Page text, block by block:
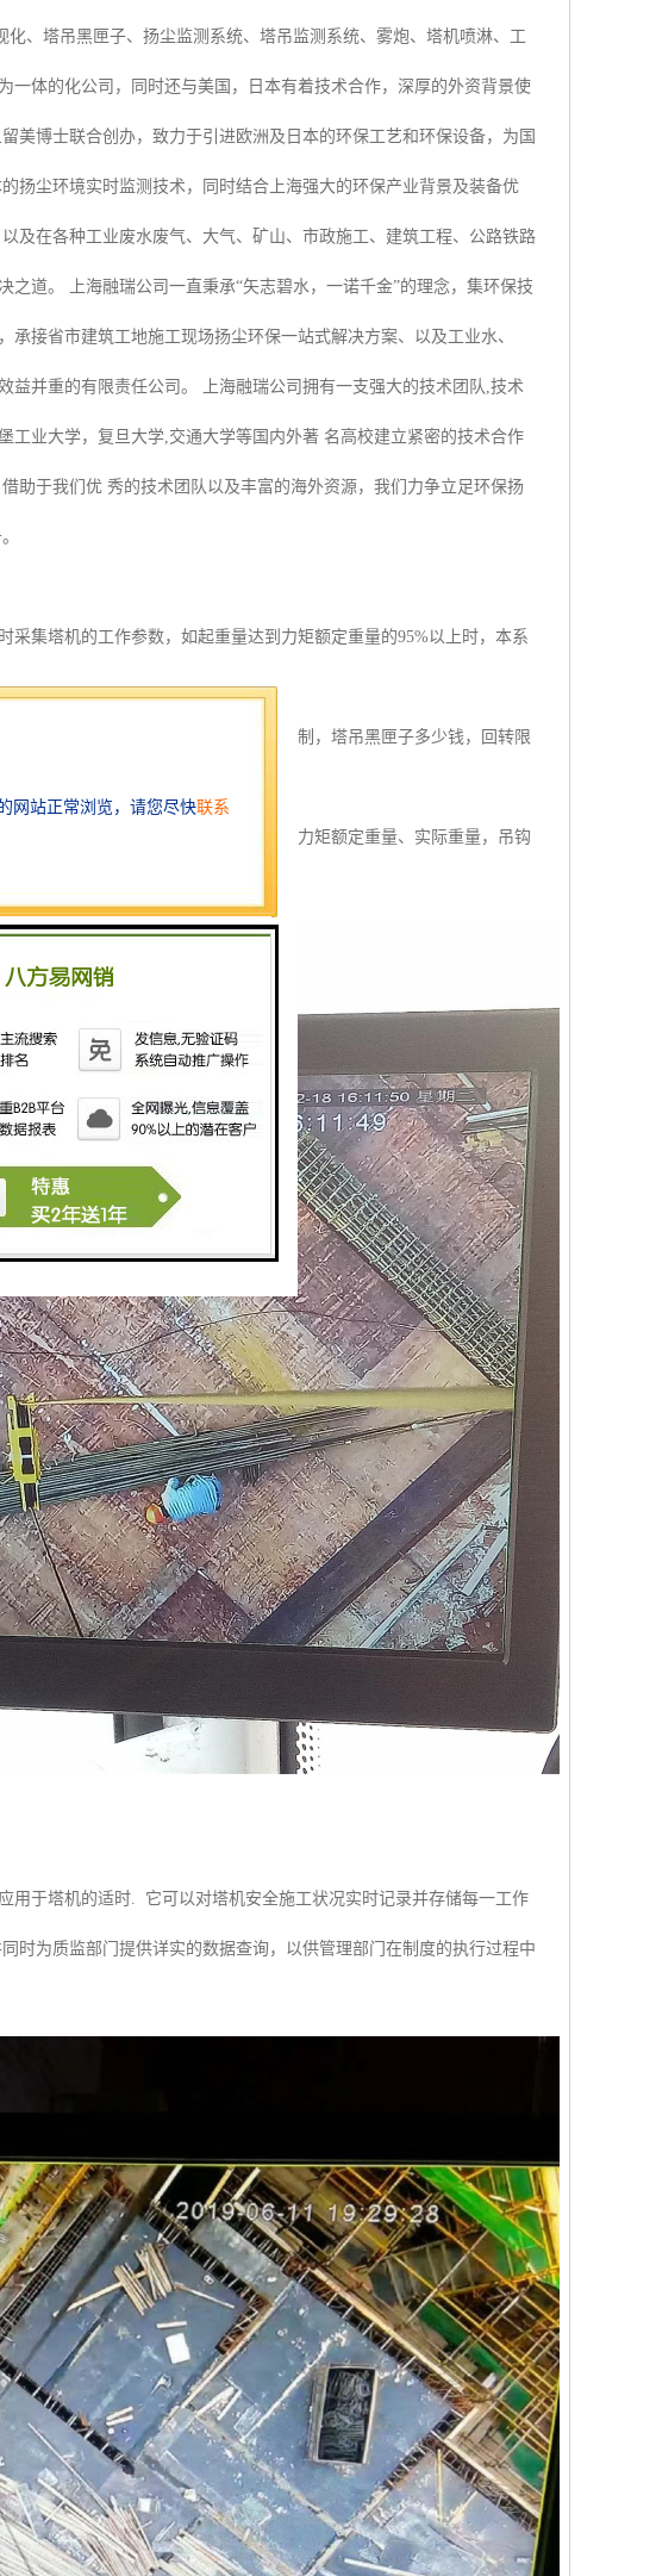
、塔吊黑匣子、扬尘监测系统、塔吊监测系统、雾炮、塔机喷淋、工
体的化公司，同时还与美国，日本有着技术合作，深厚的外资背景使
美博士联合创办，致力于引进欧洲及日本的环保工艺和环保设备，为国
扬尘环境实时监测技术，同时结合上海强大的环保产业背景及装备优
及在各种工业废水废气、大气、矿山、市政施工、建筑工程、公路铁路
道。 上海融瑞公司一直秉承“矢志碧水，一诺千金”的理念，集环保技
接省市建筑工地施工现场扬尘环保一站式解决方案、以及工业水、
并重的有限责任公司。 上海融瑞公司拥有一支强大的技术团队,技术
业大学，复旦大学,交通大学等国内外著 名高校建立紧密的技术合作
助于我们优 秀的技术团队以及丰富的海外资源，我们力争立足环保扬
集塔机的工作参数，如起重量达到力矩额定重量的95%以上时，本系
、起重量限制、起升高度限制、幅度限制，塔吊黑匣子多少钱，回转限
塔机的工作参数，在液晶屏幕实时显示力矩额定重量、实际重量，吊钩
用于塔机的适时. 它可以对塔机安全施工状况实时记录并存储每一工作
时为质监部门提供详实的数据查询，以供管理部门在制度的执行过程中